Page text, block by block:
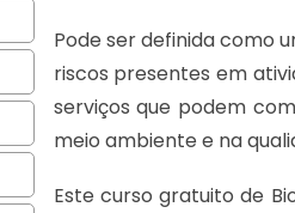
Pode ser definida como
riscos presentes em
serviços que podem
meio ambiente e na
Este curso gratuito de